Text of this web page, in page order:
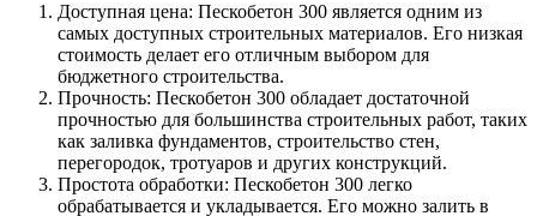
Доступная цена: Пескобетон 300 является одним из
самых доступных строительных материалов. Его низкая
стоимость делает его отличным выбором для
бюджетного строительства.
Прочность: Пескобетон 300 обладает достаточной
прочностью для большинства строительных работ, таких
как заливка фундаментов, строительство стен,
перегородок, тротуаров и других конструкций.
Простота обработки: Пескобетон 300 легко
обрабатывается и укладывается. Его можно залить в